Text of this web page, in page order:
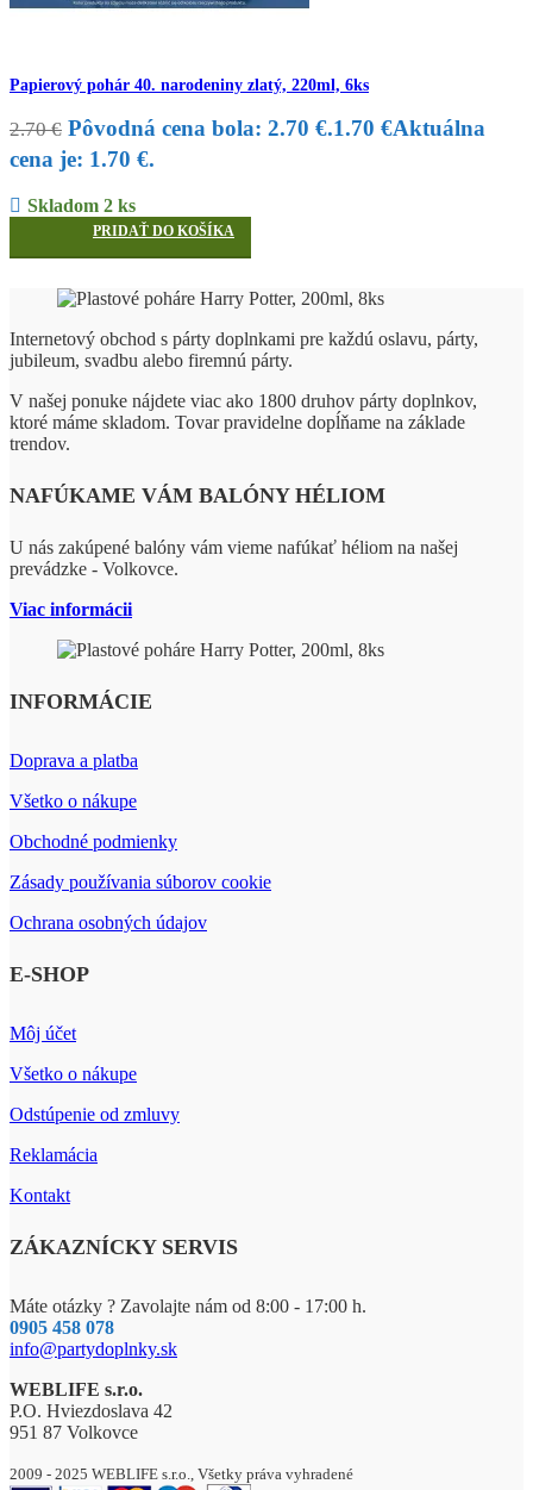
Papierový pohár 40. narodeniny zlatý, 220ml, 6ks
2.70€ Pôvodná cena bola: 2.70 €.1.70 €Aktuálna
cena je: 1.70 €.
Skladom 2 ks
PRIDAŤ DO KOŠÍKA
Internetový obchod s párty doplnkami pre každú oslavu, párty,
jubileum, svadbu alebo firemnú párty.
V našej ponuke nájdete viac ako 1800 druhov párty doplnkov,
ktoré máme skladom. Tovar pravidelne dopĺňame na základe
trendov.
NAFÚKAME VÁM BALÓNY HÉLIOM
U nás zakúpené balóny vám vieme nafúkať héliom na našej
prevádzke - Volkovce.
Viac informácii
INFORMÁCIE
Doprava a platba
Všetko o nákupe
Obchodné podmienky
Zásady používania súborov cookie
Ochrana osobných údajov
E-SHOP
Môj účet
Všetko o nákupe
Odstúpenie od zmluvy
Reklamácia
Kontakt
ZÁKAZNÍCKY SERVIS
Máte otázky ? Zavolajte nám od 8:00 - 17:00 h.
0905 458 078
info@partydoplnky.sk
WEBLIFE s.r.o.
P.O. Hviezdoslava 42
951 87 Volkovce
2009 - 2025 WEBLIFE s.r.o., Všetky práva vyhradené